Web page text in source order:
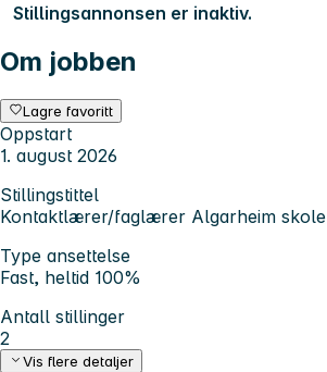
Stillingsannonsen er inaktiv.
Om jobben
Lagre favoritt
Oppstart
1. august 2026
Stillingstittel
Kontaktlærer/faglærer Algarheim skole
Type ansettelse
Fast, heltid 100%
Antall stillinger
2
Vis flere detaljer